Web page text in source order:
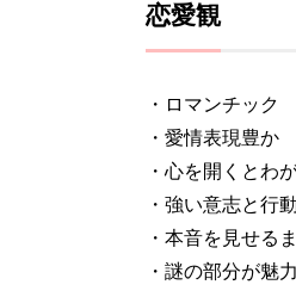
恋愛観
・ロマンチック
・愛情表現豊か
・心を開くとわ
・強い意志と行
・本音を見せる
・謎の部分が魅